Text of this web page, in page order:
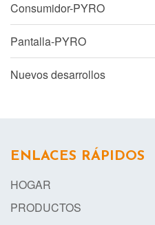
Consumidor-PYRO
Pantalla-PYRO
Nuevos desarrollos
ENLACES RÁPIDOS
HOGAR
PRODUCTOS